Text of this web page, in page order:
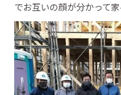
でお互いの顔が分かって